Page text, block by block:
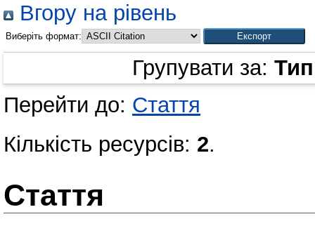
Вгору на рівень
Виберіть формат:
Групувати за:
Перейти до: Стаття
Кількість ресурсів: 2.
Стаття